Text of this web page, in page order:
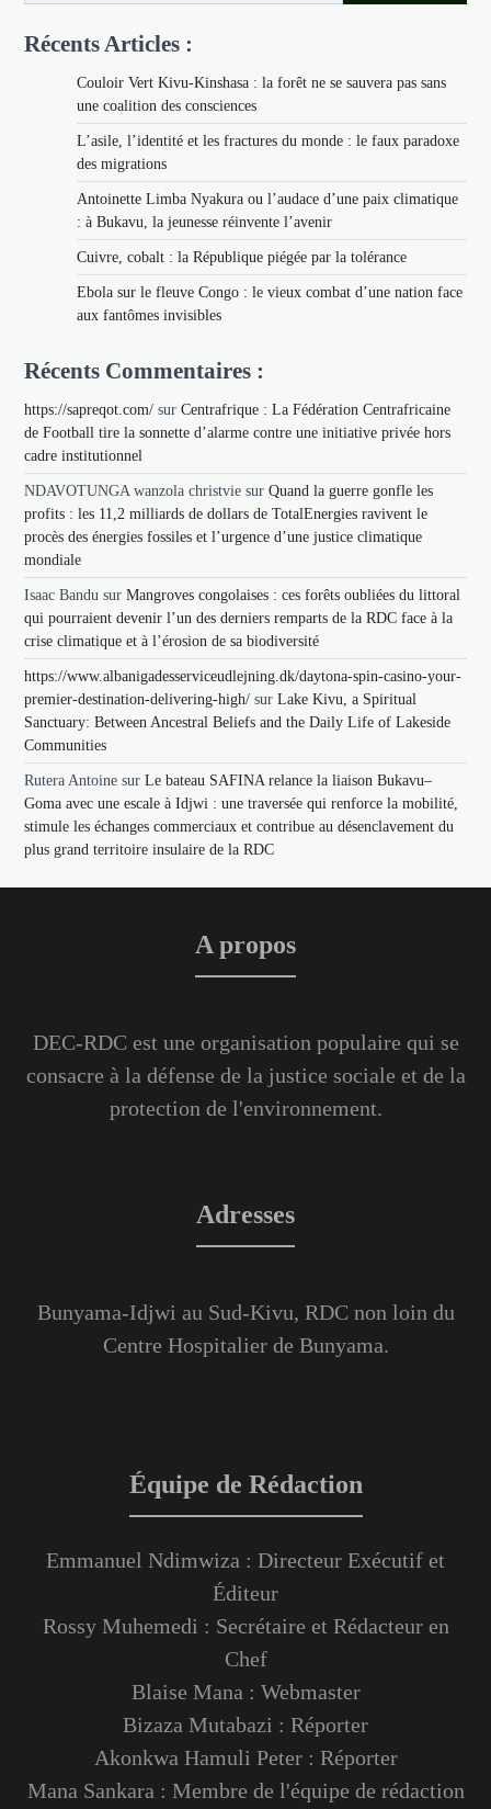
Récents Articles :
Couloir Vert Kivu-Kinshasa : la forêt ne se sauvera pas sans
une coalition des consciences
L’asile, l’identité et les fractures du monde : le faux paradoxe
des migrations
Antoinette Limba Nyakura ou l’audace d’une paix climatique
: à Bukavu, la jeunesse réinvente l’avenir
Cuivre, cobalt : la République piégée par la tolérance
Ebola sur le fleuve Congo : le vieux combat d’une nation face
aux fantômes invisibles
Récents Commentaires :
https://sapreqot.com/ surCentrafrique : La Fédération Centrafricaine
de Football tire la sonnette d’alarme contre une initiative privée hors
cadre institutionnel
NDAVOTUNGA wanzola christvie surQuand la guerre gonfle les
profits : les 11,2 milliards de dollars de TotalEnergies ravivent le
procès des énergies fossiles et l’urgence d’une justice climatique
mondiale
Isaac Bandu surMangroves congolaises : ces forêts oubliées du littoral
qui pourraient devenir l’un des derniers remparts de la RDC face à la
crise climatique et à l’érosion de sa biodiversité
https://www.albanigadesserviceudlejning.dk/daytona-spin-casino-your-
premier-destination-delivering-high/ surLake Kivu, a Spiritual
Sanctuary: Between Ancestral Beliefs and the Daily Life of Lakeside
Communities
Rutera Antoine surLe bateau SAFINA relance la liaison Bukavu–
Goma avec une escale à Idjwi : une traversée qui renforce la mobilité,
stimule les échanges commerciaux et contribue au désenclavement du
plus grand territoire insulaire de la RDC
A propos
DEC-RDC est une organisation populaire qui se
consacre à la défense de la justice sociale et de la
protection de l'environnement.
Adresses
Bunyama-Idjwi au Sud-Kivu, RDC non loin du
Centre Hospitalier de Bunyama.
Équipe de Rédaction
Emmanuel Ndimwiza : Directeur Exécutif et
Éditeur
Rossy Muhemedi : Secrétaire et Rédacteur en
Chef
Blaise Mana : Webmaster
Bizaza Mutabazi : Réporter
Akonkwa Hamuli Peter : Réporter
Mana Sankara : Membre de l'équipe de rédaction